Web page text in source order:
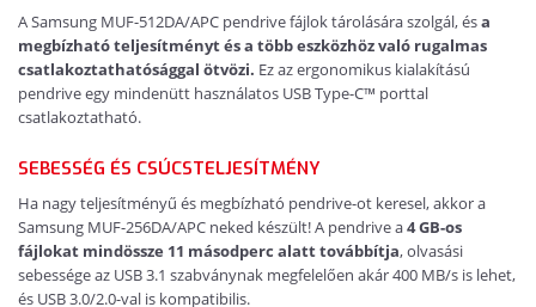
A Samsung MUF-512DA/APC pendrive fájlok tárolására szolgál, ésa
megbízható teljesítményt és a több eszközhöz való rugalmas
csatlakoztathatósággal ötvözi. Ez az ergonomikus kialakítású
pendrive egy mindenütt használatos USB Type-C™ porttal
csatlakoztatható.
SEBESSÉG ÉS CSÚCSTELJESÍTMÉNY
Ha nagy teljesítményű és megbízható pendrive-ot keresel, akkor a
Samsung MUF-256DA/APC neked készült! A pendrive a4 GB-os
fájlokat mindössze 11 másodperc alatt továbbítja, olvasási
sebessége az USB 3.1 szabványnak megfelelően akár 400 MB/s is lehet,
és USB 3.0/2.0-val is kompatibilis.